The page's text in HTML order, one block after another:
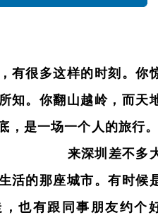
有很多这样的时刻。你
知。你翻山越岭，而天
，是一场一个人的旅
不多大
活的那座城市。有时候
也有跟同事朋友约个